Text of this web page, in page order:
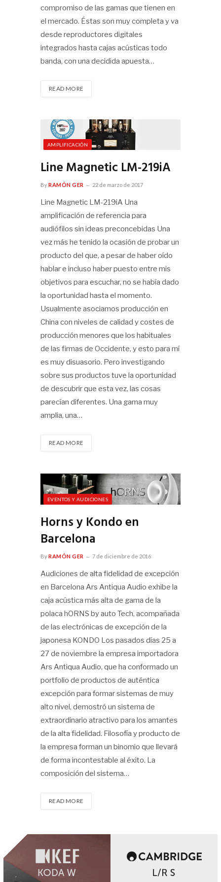
compromiso de las gamas que tienen en
el mercado. Éstas son muy completa y va
desde reproductores digitales
integrados hasta cajas acústicas todo
banda, con una decidida apuesta…
READ MORE
AMPLIFICACIÓN
Line Magnetic LM-219iA
ByRAMÓN GER 22 de marzo de 2017
Line Magnetic LM-219iA Una
amplificación de referencia para
audiófilos sin ideas preconcebidas Una
vez más he tenido la ocasión de probar un
producto del que, a pesar de haber oído
hablar e incluso haber puesto entre mis
objetivos para escuchar, no se había dado
la oportunidad hasta el momento.
Usualmente asociamos producción en
China con niveles de calidad y costes de
producción menores que los habituales
de las firmas de Occidente, y esto para mí
es muy disuasorio. Pero investigando
sobre sus productos tuve la oportunidad
de descubrir que esta vez, las cosas
parecían diferentes. Una gama muy
amplia, una…
READ MORE
EVENTOS Y AUDICIONES
Horns y Kondo en
Barcelona
ByRAMÓN GER 7 de diciembre de 2016
Audiciones de alta fidelidad de excepción
en Barcelona Ars Antiqua Audio exhibe la
caja acústica más alta de gama de la
polaca hORNS by auto Tech, acompañada
de las electrónicas de excepción de la
japonesa KONDO Los pasados días 25 a
27 de noviembre la empresa importadora
Ars Antiqua Audio, que ha conformado un
portfolio de productos de auténtica
excepción para formar sistemas de muy
alto nivel, demostró un sistema de
extraordinario atractivo para los amantes
de la alta fidelidad. Filosofía y producto de
la empresa forman un binomio que llevará
de forma incontestable al éxito. La
composición del sistema…
READ MORE